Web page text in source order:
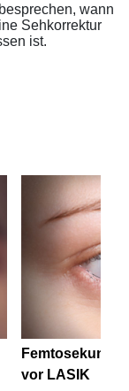
wann
Sehkorrektur
ist.
vor LASIK